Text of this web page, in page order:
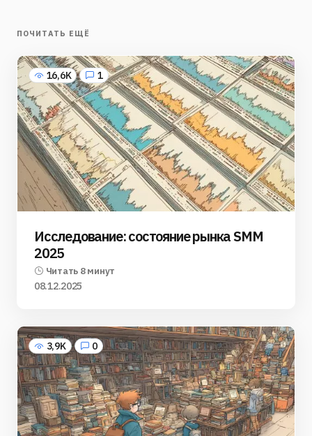
ПОЧИТАТЬ ЕЩЁ
16,6K 1
Исследование: состояние рынка SMM
2025
Читать 8 минут
08.12.2025
3,9K 0